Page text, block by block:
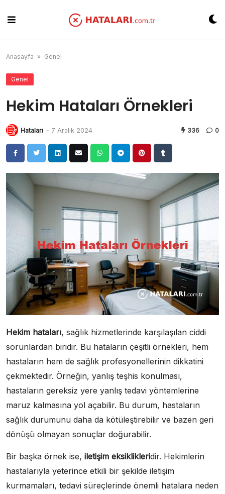
content
Anasayfa » Genel
Genel
Hekim Hataları Örnekleri
Hataları - 7 Aralık 2024 336 0
Hekim hataları, sağlık hizmetlerinde karşılaşılan ciddi
sorunlardan biridir. Bu hataların çeşitli örnekleri, hem
hastaların hem de sağlık profesyonellerinin dikkatini
çekmektedir. Örneğin, yanlış teşhis konulması,
hastaların gereksiz yere yanlış tedavi yöntemlerine
maruz kalmasına yol açabilir. Bu durum, hastaların
sağlık durumunu daha da kötüleştirebilir ve bazen geri
dönüşü olmayan sonuçlar doğurabilir.
Bir başka örnek ise, iletişim eksiklikleridir. Hekimlerin
hastalarıyla yeterince etkili bir şekilde iletişim
kurmamaları, tedavi süreçlerinde önemli hatalara neden